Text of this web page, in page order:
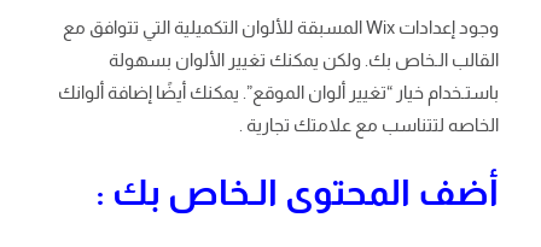
وجود إعدادات Wix المسبقة للألوان التكميلية التي تتوافق مع
القالب الـخاص بك. ولكن يمكنك تغيير الألوان بسهولة
باستـخدام خيار “تغيير ألوان الموقع”. يمكنك أيضًا إضافة ألوانك
الخاصه لتتناسب مع علامتك تجارية .
أضف المحتوى الـخاص بك :